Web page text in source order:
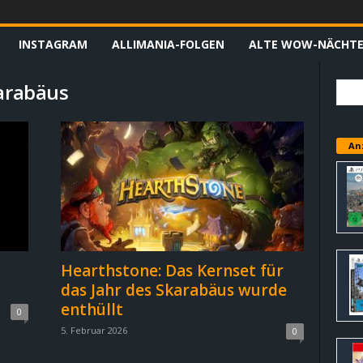
INSTAGRAM ALLIMANIA-FOLGEN ALTE WOW-NÄCHTE
0
Hearthstone: Das Kernset für
das Jahr des Skarabäus wurde
enthüllt
5. Februar 2026 0